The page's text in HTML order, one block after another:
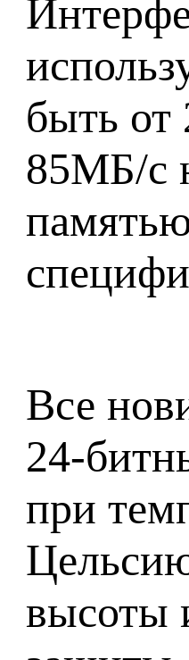
быть от
85МБ/с
Все
24-
при
высоты